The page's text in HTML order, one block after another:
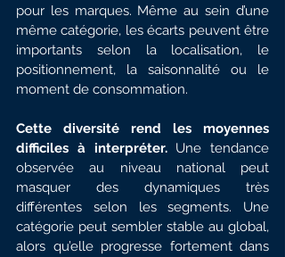
pour les marques. Même au sein d’une
même catégorie, les écarts peuvent être
importants selon la localisation, le
positionnement, la saisonnalité ou le
moment de consommation.
Cette diversité rend les moyennes
difficiles à interpréter. Une tendance
observée au niveau national peut
masquer des dynamiques très
différentes selon les segments. Une
catégorie peut sembler stable au global,
alors qu’elle progresse fortement dans